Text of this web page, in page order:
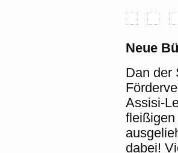
Neue
Dan der
Assisi-
dabei!